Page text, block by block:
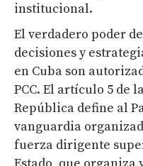
institucional.
El verdadero poder
decisiones y
en Cuba son
PCC. El artículo 5 de
República define al
vanguardia
fuerza dirigente